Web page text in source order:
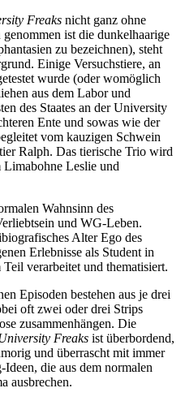
Freaks nicht ganz ohne
ist die dunkelhaarige
zu bezeichnen), steht
Einige Versuchstiere, an
wurde (oder womöglich
aus dem Labor und
des Staates an der University
Ente und sowas wie der
vom kauzigen Schwein
Ralph. Das tierische Trio wird
Leslie und
Wahnsinn des
und WG-Leben.
Alter Ego des
Erlebnisse als Student in
verarbeitet und thematisiert.
Episoden bestehen aus je drei
oft zwei oder drei Strips
zusammenhängen. Die
Freaks ist überbordend,
und überrascht mit immer
Ideen, die aus dem normalen
ausbrechen.